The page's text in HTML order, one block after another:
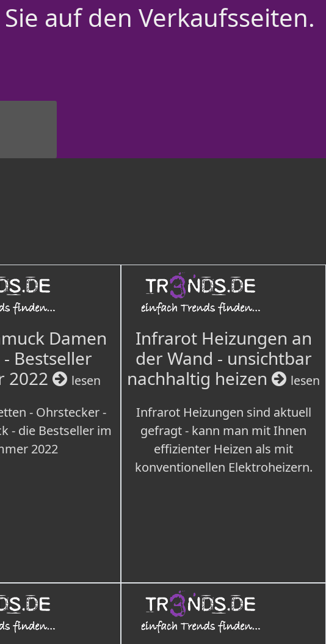
auf den Verkaufsseiten.
Damen
Bestseller
2022
lesen
- Ohrstecker -
- die Bestseller im
2022
Infrarot Heizungen an
der Wand - unsichtbar
nachhaltig heizen
lesen
Infrarot Heizungen sind aktuell
gefragt - kann man mit Ihnen
effizienter Heizen als mit
konventionellen Elektroheizern.